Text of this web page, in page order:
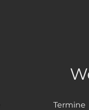
Termine